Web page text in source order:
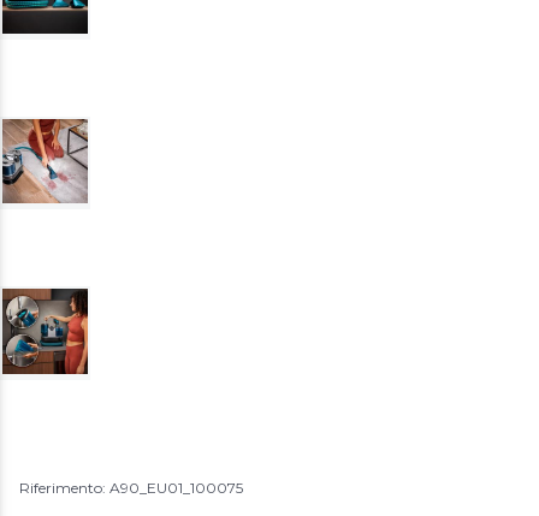
Riferimento: A90_EU01_100075